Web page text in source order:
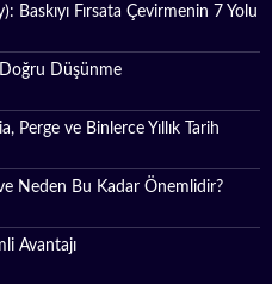
Baskıyı Fırsata Çevirmenin 7 Yolu
Düşünme
ve Binlerce Yıllık Tarih
Neden Bu Kadar Önemlidir?
Avantajı